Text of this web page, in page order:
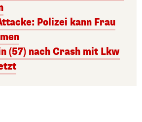
Polizei kann Frau
(57) nach Crash mit Lkw